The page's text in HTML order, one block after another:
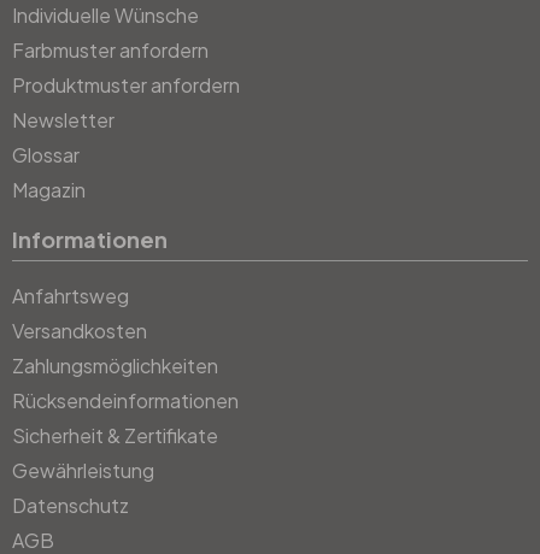
Individuelle Wünsche
Farbmuster anfordern
Produktmuster anfordern
Newsletter
Glossar
Magazin
Informationen
Anfahrtsweg
Versandkosten
Zahlungsmöglichkeiten
Rücksendeinformationen
Sicherheit & Zertifikate
Gewährleistung
Datenschutz
AGB